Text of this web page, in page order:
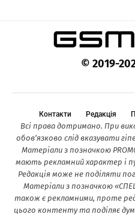
© 2019-
Контакти Редакція
Всі права дотримано. При
обов’язково слід вказувати
Матеріали з позначкою
мають рекламний характер і
Редакція може не поділяти
Матеріали з позначкою
також є рекламними, проте
цього контенту та поділяє